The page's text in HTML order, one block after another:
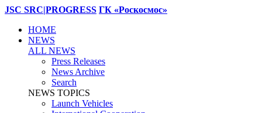
JSC SRC|PROGRESS ГК «Роскосмос»
HOME
NEWS
ALL NEWS
Press Releases
News Archive
Search
NEWS TOPICS
Launch Vehicles